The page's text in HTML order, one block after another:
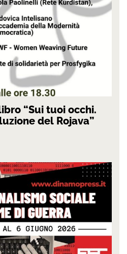
“Sui tuoi occhi.
del Rojava”